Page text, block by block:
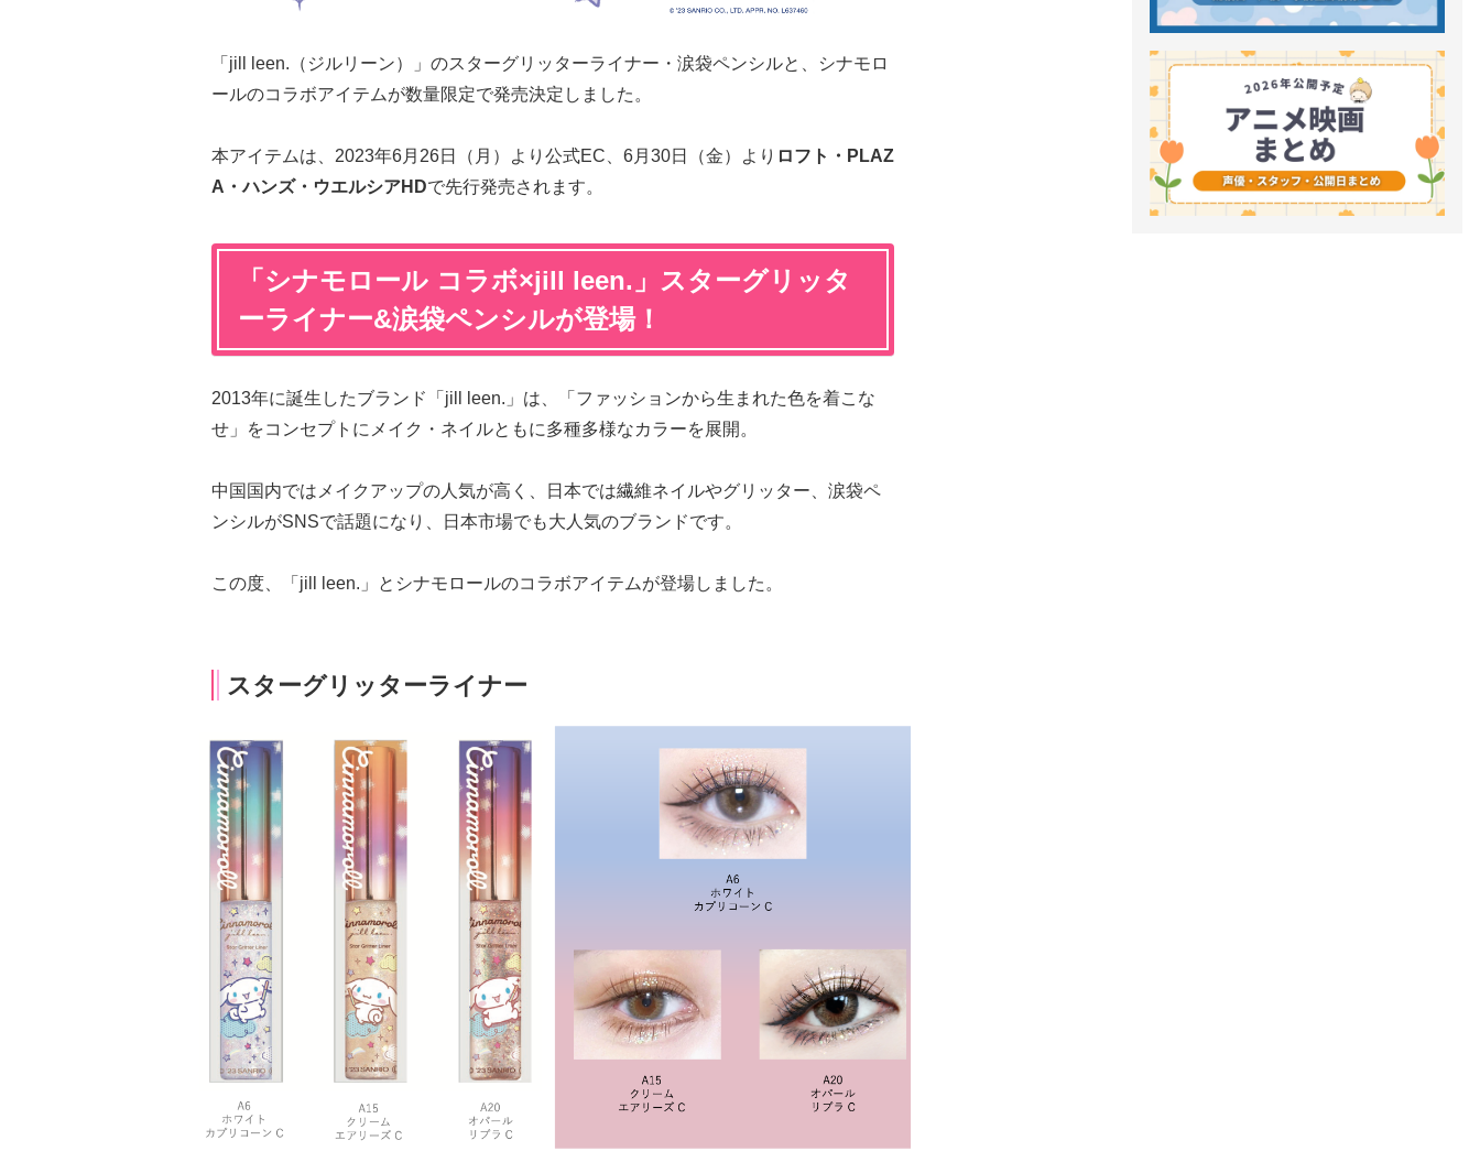
「jill leen.（ジルリーン）」のスターグリッターライナー・涙袋ペンシルと、シナモロ
ールのコラボアイテムが数量限定で発売決定しました。
本アイテムは、2023年6月26日（月）より公式EC、6月30日（金）より ロフト・PLAZ
A・ハンズ・ウエルシアHDで先行発売されます。
「シナモロール コラボ×jill leen.」スターグリッタ
ーライナー&涙袋ペンシルが登場！
2013年に誕生したブランド「jill leen.」は、「ファッションから生まれた色を着こな
せ」をコンセプトにメイク・ネイルともに多種多様なカラーを展開。
中国国内ではメイクアップの人気が高く、日本では繊維ネイルやグリッター、涙袋ペ
ンシルがSNSで話題になり、日本市場でも大人気のブランドです。
この度、「jill leen.」とシナモロールのコラボアイテムが登場しました。
スターグリッターライナー